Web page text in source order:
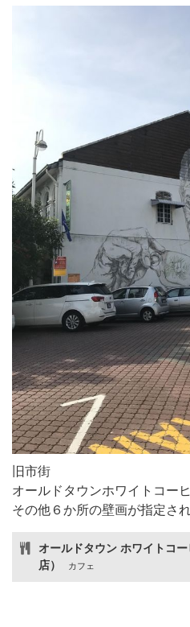
旧市街
オールドタウンホワイトコー
その他６か所の壁画が指定さ
オールドタウン ホワイトコ
店）
カフェ